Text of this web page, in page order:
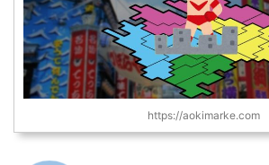
https://aokimarke.com